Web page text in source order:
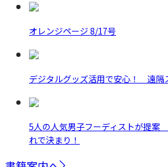
オレンジページ 8/17号
デジタルグッズ活用で安心！ 遠隔
5人の人気男子フーディストが提案
れで決まり！